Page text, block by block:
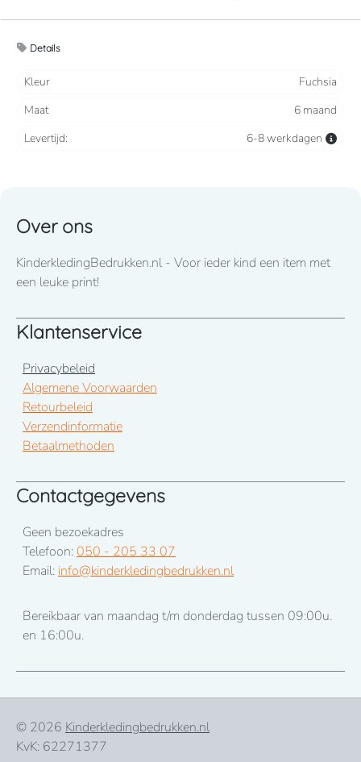
Details
Kleur
Fuchsia
Maat
6 maand
Levertijd:
6-8 werkdagen
Over ons
KinderkledingBedrukken.nl - Voor ieder kind een item met
een leuke print!
Klantenservice
Privacybeleid
Algemene Voorwaarden
Retourbeleid
Verzendinformatie
Betaalmethoden
Contactgegevens
Geen bezoekadres
Telefoon: 050 - 205 33 07
Email: info@kinderkledingbedrukken.nl
Bereikbaar van maandag t/m donderdag tussen 09:00u.
en 16:00u.
© 2026 Kinderkledingbedrukken.nl
KvK: 62271377